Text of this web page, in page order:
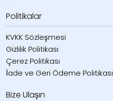
Politikalar
KVKK Sözleşmesi
Gizlilik Politikası
Çerez Politikası
İade ve Geri Ödeme Politikası
Bize Ulaşın